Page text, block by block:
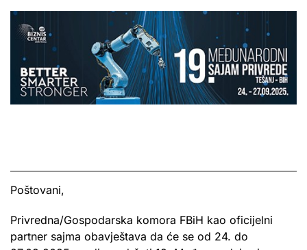
Poštovani,
Privredna/Gospodarska komora FBiH kao oficijelni
partner sajma obavještava da će se od 24. do